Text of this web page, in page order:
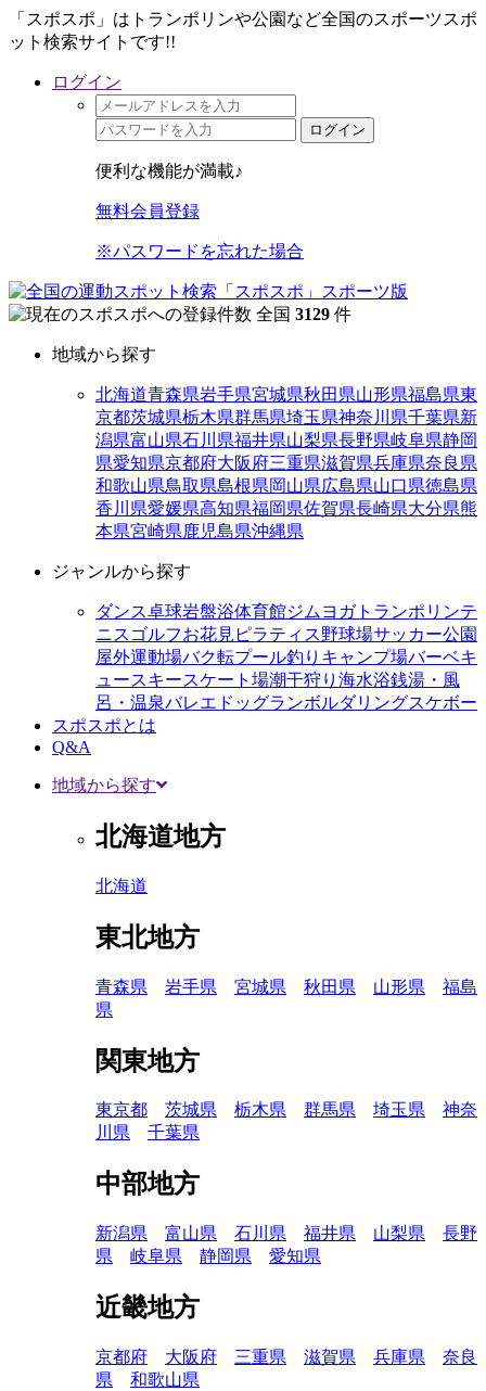
「スポスポ」はトランポリンや公園など全国のスポーツスポ
ット検索サイトです!!
ログイン
ログイン
便利な機能が満載♪
無料会員登録
※パスワードを忘れた場合
全国 3129 件
地域から探す
北海道青森県岩手県宮城県秋田県山形県福島県東
京都茨城県栃木県群馬県埼玉県神奈川県千葉県新
潟県富山県石川県福井県山梨県長野県岐阜県静岡
県愛知県京都府大阪府三重県滋賀県兵庫県奈良県
和歌山県鳥取県島根県岡山県広島県山口県徳島県
香川県愛媛県高知県福岡県佐賀県長崎県大分県熊
本県宮崎県鹿児島県沖縄県
ジャンルから探す
ダンス卓球岩盤浴体育館ジム ヨガトランポリンテ
ニス ゴルフお花見 ピラティス野球場サッカー公園
屋外運動場バク転プール釣り キャンプ場バーベキ
ュースキースケート場潮干狩り 海水浴銭湯・風
呂・温泉バレエ ドッグランボルダリングスケボー
スポスポとは
Q&A
地域から探す
北海道地方
北海道
東北地方
青森県 岩手県 宮城県 秋田県 山形県
福島
県
関東地方
東京都 茨城県 栃木県 群馬県 埼玉県
神奈
川県
千葉県
中部地方
新潟県 富山県 石川県 福井県 山梨県
長野
県
岐阜県 静岡県 愛知県
近畿地方
京都府 大阪府 三重県 滋賀県 兵庫県
奈良
県
和歌山県